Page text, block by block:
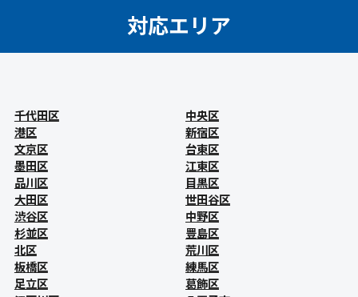
対応エリア
千代田区
中央区
港区
新宿区
文京区
台東区
墨田区
江東区
品川区
目黒区
大田区
世田谷区
渋谷区
中野区
杉並区
豊島区
北区
荒川区
板橋区
練馬区
足立区
葛飾区